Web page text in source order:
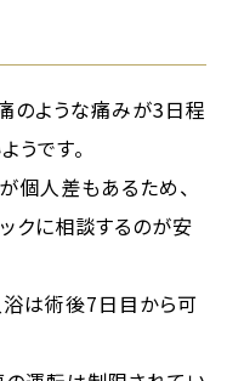
のような痛みが3日程
うです。
個人差もあるため、
クに相談するのが安
は術後7日目から可